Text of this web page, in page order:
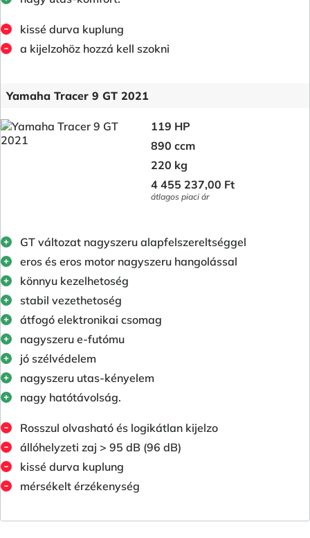
kissé durva kuplung
a kijelzohöz hozzá kell szokni
Yamaha Tracer 9 GT 2021
119 HP
890 ccm
220 kg
4 455 237,00 Ft
átlagos piaci ár
GT változat nagyszeru alapfelszereltséggel
eros és eros motor nagyszeru hangolással
könnyu kezelhetoség
stabil vezethetoség
átfogó elektronikai csomag
nagyszeru e-futómu
jó szélvédelem
nagyszeru utas-kényelem
nagy hatótávolság.
Rosszul olvasható és logikátlan kijelzo
állóhelyzeti zaj > 95 dB (96 dB)
kissé durva kuplung
mérsékelt érzékenység